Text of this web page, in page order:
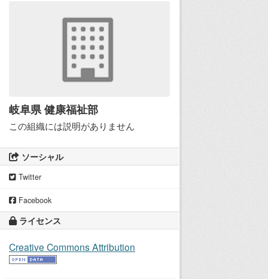
岐阜県 健康福祉部
この組織には説明がありません
ソーシャル
Twitter
Facebook
ライセンス
Creative Commons Attribution